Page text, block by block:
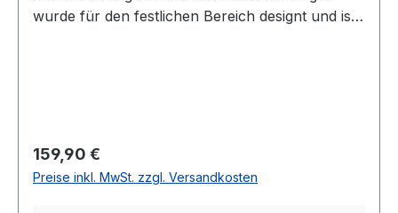
wurde für den festlichen Bereich designt und ist
ReinigungModell Nr.: 8580Form: RUBINOFarbe:
35
Regulärer Preis:
159,90 €
Preise inkl. MwSt. zzgl. Versandkosten